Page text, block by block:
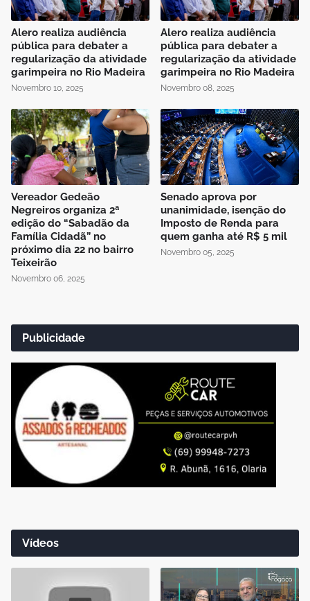
Alero realiza audiência
pública para debater a
regularização da atividade
garimpeira no Rio Madeira
Novembro 10, 2025
Alero realiza audiência
pública para debater a
regularização da atividade
garimpeira no Rio Madeira
Novembro 08, 2025
Vereador Gedeão
Negreiros organiza 2ª
edição do “Sabadão da
Família Cidadã” no
próximo dia 22 no bairro
Teixeirão
Novembro 06, 2025
Senado aprova por
unanimidade, isenção do
Imposto de Renda para
quem ganha até R$ 5 mil
Novembro 05, 2025
Publicidade
Vídeos